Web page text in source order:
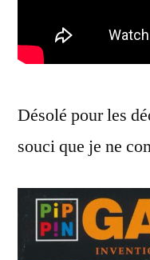
Désolé pour les
souci que je ne